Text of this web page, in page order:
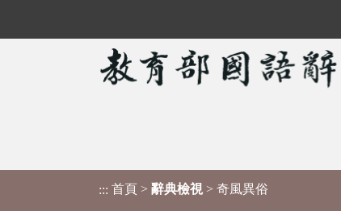
::: 首頁 > 辭典檢視 > 奇風異俗